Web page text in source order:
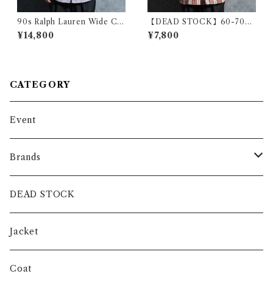
90s Ralph Lauren Wide Col
lar Stripe Shirts Purple ラ
ルフローレン ワイドカラー ス
¥14,800
【DEAD STOCK】60-70s
Polish Army Stripe Open-c
ollar Shirts Brown ポーラン
¥7,800
CATEGORY
Event
Brands
intch.
SHUREN
INVERTERE
DEAD STOCK
Jacket
Coat